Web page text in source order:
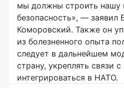
мы должны строить нашу
безопасность», — заявил
Коморовский. Также он
из болезненного опыта
следует в дальнейшем
страну, укреплять связи
интегрироваться в НАТО.